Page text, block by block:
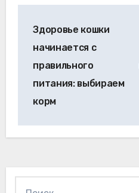
по
записям
Здоровье кошки
начинается с
правильного
питания: выбираем
корм